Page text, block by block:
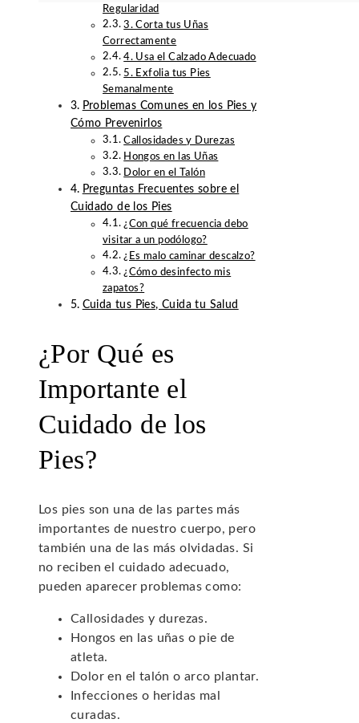
Regularidad
3. Corta tus Uñas
Correctamente
4. Usa el Calzado Adecuado
5. Exfolia tus Pies
Semanalmente
Problemas Comunes en los Pies y
Cómo Prevenirlos
Callosidades y Durezas
Hongos en las Uñas
Dolor en el Talón
Preguntas Frecuentes sobre el
Cuidado de los Pies
¿Con qué frecuencia debo
visitar a un podólogo?
¿Es malo caminar descalzo?
¿Cómo desinfecto mis
zapatos?
Cuida tus Pies, Cuida tu Salud
¿Por Qué es
Importante el
Cuidado de los
Pies?
Los pies son una de las partes más
importantes de nuestro cuerpo, pero
también una de las más olvidadas. Si
no reciben el cuidado adecuado,
pueden aparecer problemas como:
Callosidades y durezas.
Hongos en las uñas o pie de
atleta.
Dolor en el talón o arco plantar.
Infecciones o heridas mal
curadas.